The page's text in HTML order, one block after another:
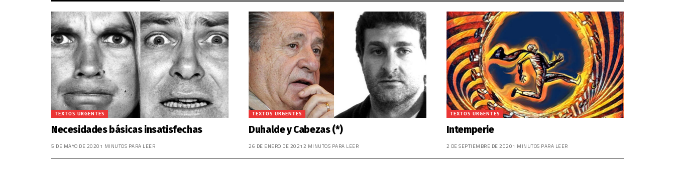
TEXTOS URGENTES
Necesidades básicas insatisfechas
5 DE MAYO DE 2020 1 MINUTOS PARA LEER
TEXTOS URGENTES
Duhalde y Cabezas (*)
26 DE ENERO DE 2021 2 MINUTOS PARA LEER
TEXTOS URGENTES
Intemperie
2 DE SEPTIEMBRE DE 20201 MINUTOS PARA LEER